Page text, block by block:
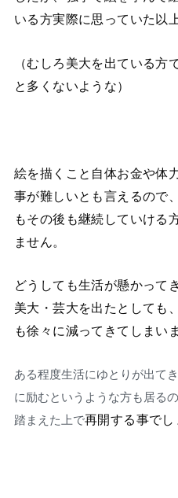
いる方実際に思っていた以
（むしろ美大を出ている方
と多くないような）
絵を描くこと自体お金や体
事が難しいとも言えるので
もその後も継続していける
ません。
どうしても生活が懸かって
美大・芸大を出たとしても
も徐々に減ってきてしまい
ある程度生活にゆとりが出て
に励むというような方も居る
踏まえた上で再開する事でし